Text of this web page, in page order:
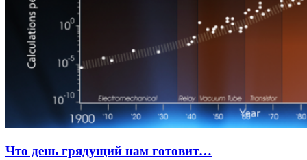
Что день грядущий нам готовит…